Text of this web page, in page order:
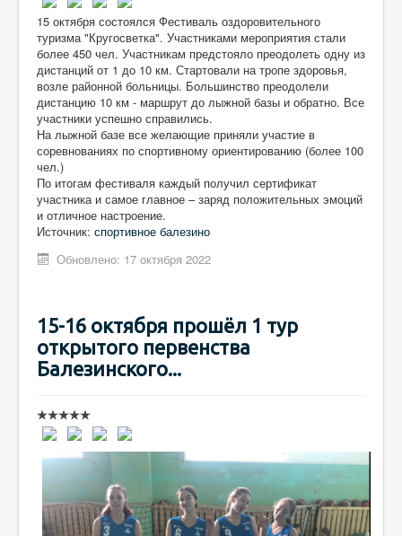
15 октября состоялся Фестиваль оздоровительного
туризма "Кругосветка". Участниками мероприятия стали
более 450 чел. Участникам предстояло преодолеть одну из
дистанций от 1 до 10 км. Стартовали на тропе здоровья,
возле районной больницы. Большинство преодолели
дистанцию 10 км - маршрут до лыжной базы и обратно. Все
участники успешно справились.
На лыжной базе все желающие приняли участие в
соревнованиях по спортивному ориентированию (более 100
чел.)
По итогам фестиваля каждый получил сертификат
участника и самое главное – заряд положительных эмоций
и отличное настроение.
Источник: спортивное балезино
Обновлено: 17 октября 2022
15-16 октября прошёл 1 тур
открытого первенства
Балезинского...